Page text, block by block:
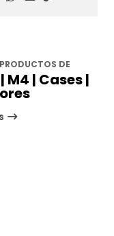
DE
M4 | Cases |